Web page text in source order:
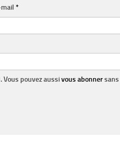
mail*
Vous pouvez aussivous abonnersans